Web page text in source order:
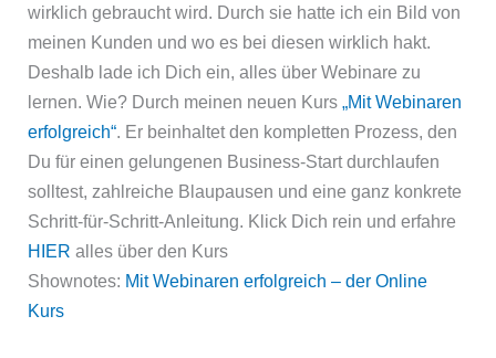
wirklich gebraucht wird. Durch sie hatte ich ein Bild von
meinen Kunden und wo es bei diesen wirklich hakt.
Deshalb lade ich Dich ein, alles über Webinare zu
lernen. Wie? Durch meinen neuen Kurs„Mit Webinaren
erfolgreich“. Er beinhaltet den kompletten Prozess, den
Du für einen gelungenen Business-Start durchlaufen
solltest, zahlreiche Blaupausen und eine ganz konkrete
Schritt-für-Schritt-Anleitung. Klick Dich rein und erfahre
HIER alles über den Kurs
Shownotes: Mit Webinaren erfolgreich – der Online
Kurs